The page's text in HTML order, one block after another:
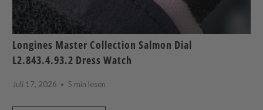
Longines Master Collection Salmon Dial
L2.843.4.93.2 Dress Watch
Juli 17, 2026 5 min lesen